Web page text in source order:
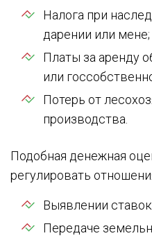
Налога при
дарении или мене;
Платы за аренду
или
Потерь от
производства.
Подобная денежная
регулировать
Выявлении
Передаче